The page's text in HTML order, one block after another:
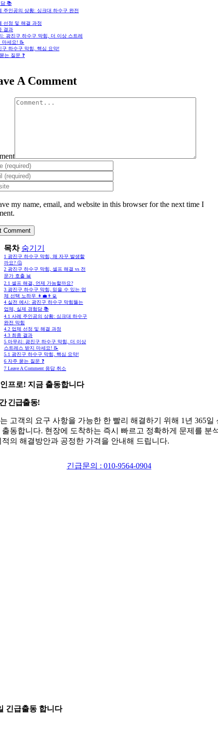
📚
주인공의 상황: 싱크대 하수구 완전
선정 및 해결 과정
결과
: 광진구 하수구 막힘, 더 이상 스트레
마세요! 📝
구 하수구 막힘, 핵심 요약!
는 질문 ❓
A Comment
my name, email, and website in this browser for the next time I
목차 숨기기
1 광진구 하수구 막힘, 왜 자꾸 발생할
까요? 🤔
2 광진구 하수구 막힘, 셀프 해결 vs 전
문가 호출 📊
2.1 셀프 해결, 언제 가능할까요?
3 광진구 하수구 막힘, 믿을 수 있는 업
체 선택 노하우 👩‍💼👨‍💻
4 실전 예시: 광진구 하수구 막힘뚫는
업체, 실제 경험담 📚
4.1 사례 주인공의 상황: 싱크대 하수구
완전 막힘
4.2 업체 선정 및 해결 과정
4.3 최종 결과
5 마무리: 광진구 하수구 막힘, 더 이상
스트레스 받지 마세요! 📝
5.1 광진구 하수구 막힘, 핵심 요약!
6 자주 묻는 질문 ❓
7 Leave A Comment 응답 취소
프로! 지금 출동합니다
긴급출동!
고객의 요구 사항을 가능한 한 빨리 해결하기 위해 1년 365일
출동합니다. 현장에 도착하는 즉시 빠르고 정확하게 문제를 분
적의 해결방안과 공정한 가격을 안내해 드립니다.
긴급문의 : 010-9564-0904
긴급출동 합니다